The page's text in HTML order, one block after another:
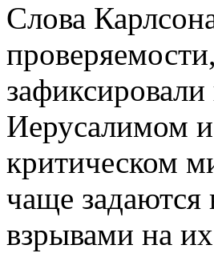
Слова
Иерусалимом
критическом
чаще задаются
взрывами на